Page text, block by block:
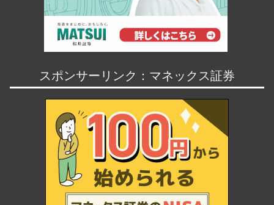
スポンサーリンク：マネックス証券